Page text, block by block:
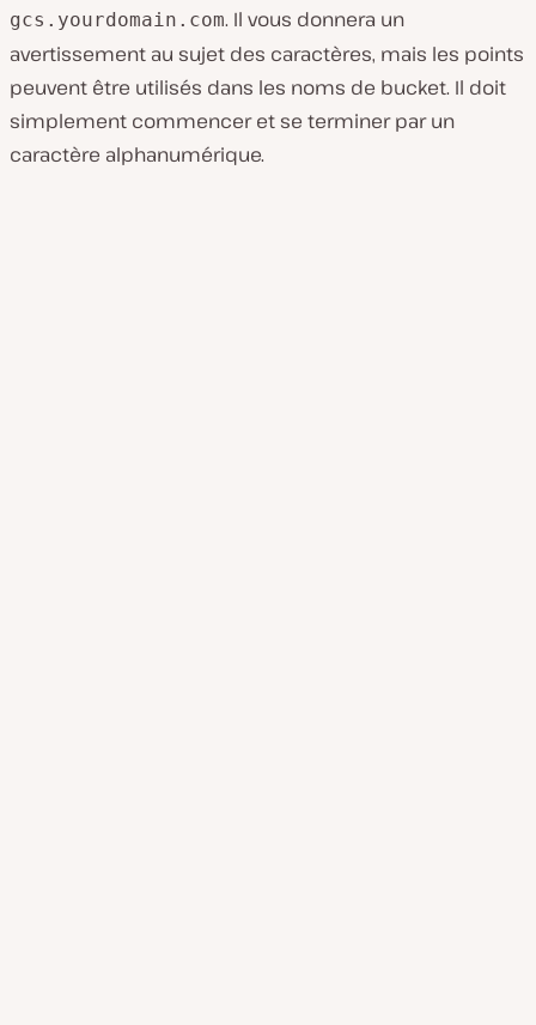
gcs.yourdomain.com. Il vous donnera un
avertissement au sujet des caractères, mais les points
peuvent être utilisés dans les noms de bucket. Il doit
simplement commencer et se terminer par un
caractère alphanumérique.